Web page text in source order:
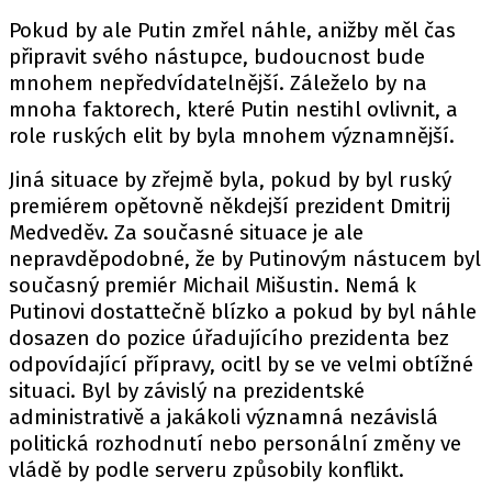
Pokud by ale Putin zmřel náhle, anižby měl čas
připravit svého nástupce, budoucnost bude
mnohem nepředvídatelnější. Záleželo by na
mnoha faktorech, které Putin nestihl ovlivnit, a
role ruských elit by byla mnohem významnější.
Jiná situace by zřejmě byla, pokud by byl ruský
premiérem opětovně někdejší prezident Dmitrij
Medveděv. Za současné situace je ale
nepravděpodobné, že by Putinovým nástucem byl
současný premiér Michail Mišustin. Nemá k
Putinovi dostattečně blízko a pokud by byl náhle
dosazen do pozice úřadujícího prezidenta bez
odpovídající přípravy, ocitl by se ve velmi obtížné
situaci. Byl by závislý na prezidentské
administrativě a jakákoli významná nezávislá
politická rozhodnutí nebo personální změny ve
vládě by podle serveru způsobily konflikt.